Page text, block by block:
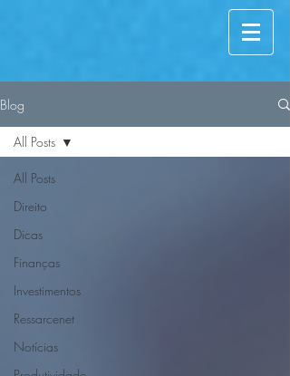
Blog
All Posts
Direito
Dicas
Finanças
Investimentos
Ressarcenet
Notícias
All Posts